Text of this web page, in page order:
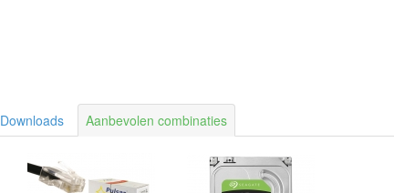
Downloads Aanbevolen combinaties